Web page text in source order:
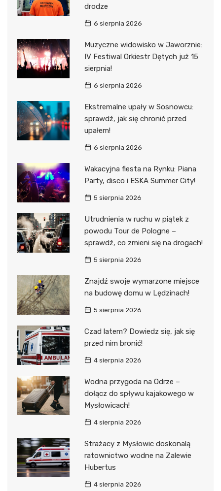
drodze
6 sierpnia 2026
Muzyczne widowisko w Jaworznie:
IV Festiwal Orkiestr Dętych już 15
sierpnia!
6 sierpnia 2026
Ekstremalne upały w Sosnowcu:
sprawdź, jak się chronić przed
upałem!
6 sierpnia 2026
Wakacyjna fiesta na Rynku: Piana
Party, disco i ESKA Summer City!
5 sierpnia 2026
Utrudnienia w ruchu w piątek z
powodu Tour de Pologne –
sprawdź, co zmieni się na drogach!
5 sierpnia 2026
Znajdź swoje wymarzone miejsce
na budowę domu w Lędzinach!
5 sierpnia 2026
Czad latem? Dowiedz się, jak się
przed nim bronić!
4 sierpnia 2026
Wodna przygoda na Odrze –
dołącz do spływu kajakowego w
Mysłowicach!
4 sierpnia 2026
Strażacy z Mysłowic doskonalą
ratownictwo wodne na Zalewie
Hubertus
4 sierpnia 2026